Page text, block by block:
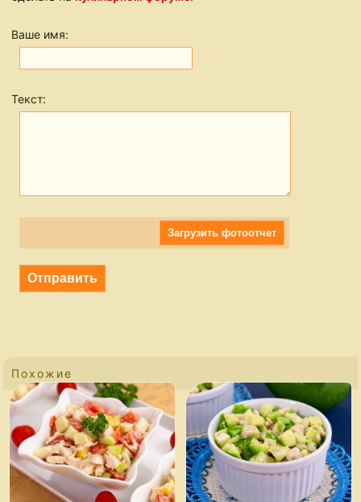
Ваше имя:
Текст:
Загрузить фотоотчет
Похожие